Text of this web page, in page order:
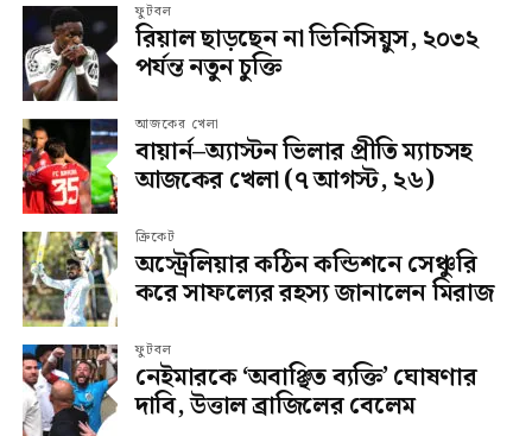
ফুটবল
রিয়াল ছাড়ছেন না ভিনিসিয়ুস, ২০৩২
পর্যন্ত নতুন চুক্তি
আজকের খেলা
বায়ার্ন–অ্যাস্টন ভিলার প্রীতি ম্যাচসহ
আজকের খেলা (৭ আগস্ট, ২৬)
ক্রিকেট
অস্ট্রেলিয়ার কঠিন কন্ডিশনে সেঞ্চুরি
করে সাফল্যের রহস্য জানালেন মিরাজ
ফুটবল
নেইমারকে ‘অবাঞ্ছিত ব্যক্তি’ ঘোষণার
দাবি, উত্তাল ব্রাজিলের বেলেম